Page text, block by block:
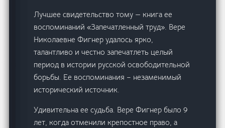
Лучшее свидетельство тому — книга ее
воспоминаний «Запечатленный труд». Вере
Николаевне Фигнер удалось ярко,
талантливо и честно запечатлеть целый
период в истории русской освободительной
борьбы. Ее воспоминания – незаменимый
исторический источник.
Удивительна ее судьба. Вере Фигнер было 9
лет, когда отменили крепостное право, а